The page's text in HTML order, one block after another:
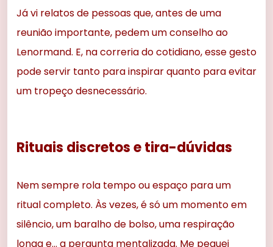
Já vi relatos de pessoas que, antes de uma
reunião importante, pedem um conselho ao
Lenormand. E, na correria do cotidiano, esse gesto
pode servir tanto para inspirar quanto para evitar
um tropeço desnecessário.
Rituais discretos e tira-dúvidas
Nem sempre rola tempo ou espaço para um
ritual completo. Às vezes, é só um momento em
silêncio, um baralho de bolso, uma respiração
longa e… a pergunta mentalizada. Me peguei